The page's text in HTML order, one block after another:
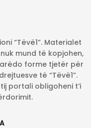
“Tëvë1”. Materialet
mund të kopjohen,
forme tjetër për
të “Tëvë1”.
portali obligoheni t’i